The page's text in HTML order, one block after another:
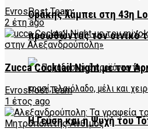
Θράκης λάμπει στη 43η
προωθώντας τον οινικό
Η Γεύση και η Ψυχή του
EvrosPost Team
2 έτη ago
Zucca Cocktail Night με τον
EvrosPost Team
1 έτος ago